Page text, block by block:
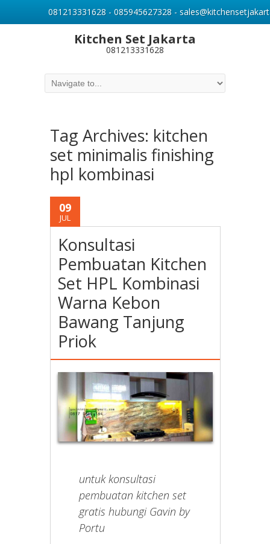
Kitchen Set Jakarta
081213331628
Tag Archives: kitchen
set minimalis finishing
hpl kombinasi
09
JUL
Konsultasi
Pembuatan Kitchen
Set HPL Kombinasi
Warna Kebon
Bawang Tanjung
Priok
untuk konsultasi
pembuatan kitchen set
gratis hubungi Gavin by
Portu
081213331628 - 085945627328 -